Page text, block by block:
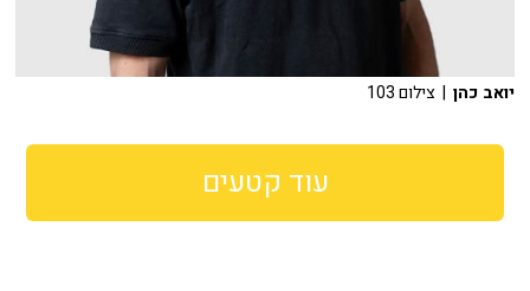
יואב כהן | צילום 103
עוד קטעים